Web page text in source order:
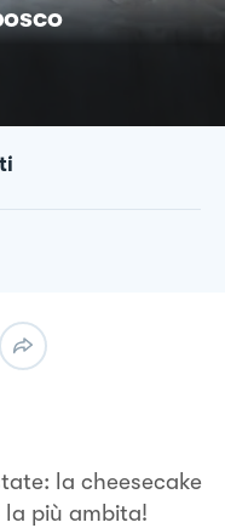
la cheesecake
più ambita!